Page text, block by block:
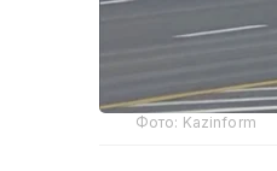
Фото: Kazinform